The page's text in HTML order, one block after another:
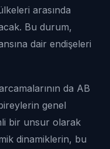
arasında
Bu durum,
dair endişeleri
da AB
genel
bir unsur olarak
dinamiklerin, bu